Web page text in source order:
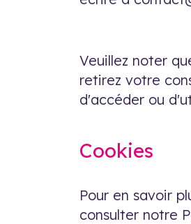
Veuillez noter
retirez votre
d'accéder ou
Cookies
Pour en savoir
consulter notre